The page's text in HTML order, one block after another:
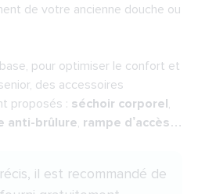
de votre ancienne douche ou
pour optimiser le confort et
des accessoires
proposés : séchoir corporel,
anti-brûlure, rampe d’accès…
il est recommandé de